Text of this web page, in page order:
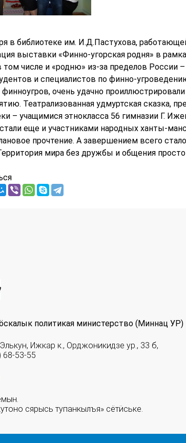
в библиотеке им. И.Д.Пастухова,
выставки «Финно-угорская родня» в
том числе и «родню» из-за пределов России
и специалистов по финно-
финноугров, очень удачно
Театрализованная удмуртская сказка,
– учащимися этнокласса 56 гимназии Г.
еще и участниками народных ханты-
прочтение. А завершением всего
мира без дружбы и общения
политикая министерство (Миннац УР)
Ижкар к., Орджоникидзе ур., 33 б,
68-53-55
сярысь тупанкылъя» сётӥське.